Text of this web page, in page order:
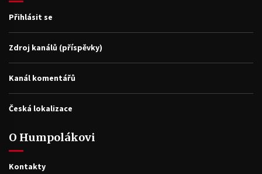
Přihlásit se
Zdroj kanálů (příspěvky)
Kanál komentářů
Česká lokalizace
O Humpolákovi
Kontakty